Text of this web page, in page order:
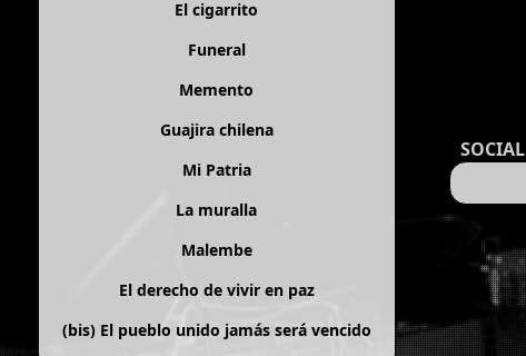
El cigarrito
Funeral
Memento
Guajira chilena
Mi Patria
La muralla
Malembe
El derecho de vivir en paz
(bis) El pueblo unido jamás será vencido
SOCIAL